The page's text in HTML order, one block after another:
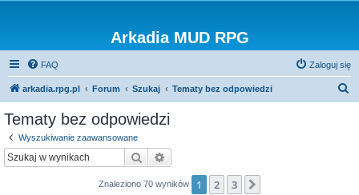
Arkadia MUD RPG
FAQ Zaloguj się
arkadia.rpg.pl Forum Szukaj Tematy bez odpowiedzi
Tematy bez odpowiedzi
Wyszukiwanie zaawansowane
Szukaj
Znaleziono 70 wyników 1 2 3